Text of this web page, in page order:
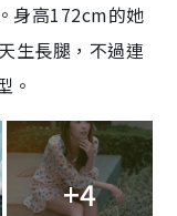
身高172cm的她
生長腿，不過連
。
+4